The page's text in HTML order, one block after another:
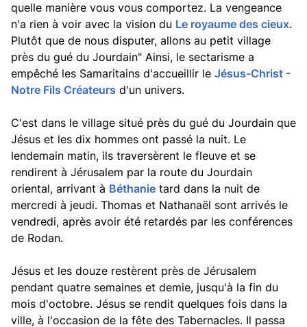
quelle manière vous vous comportez. La vengeance
n'a rien à voir avec la vision du Le royaume des cieux.
Plutôt que de nous disputer, allons au petit village
près du gué du Jourdain" Ainsi, le sectarisme a
empêché les Samaritains d'accueillir le Jésus-Christ -
Notre Fils Créateurs d'un univers.
C'est dans le village situé près du gué du Jourdain que
Jésus et les dix hommes ont passé la nuit. Le
lendemain matin, ils traversèrent le fleuve et se
rendirent à Jérusalem par la route du Jourdain
oriental, arrivant à Béthanie tard dans la nuit de
mercredi à jeudi. Thomas et Nathanaël sont arrivés le
vendredi, après avoir été retardés par les conférences
de Rodan.
Jésus et les douze restèrent près de Jérusalem
pendant quatre semaines et demie, jusqu'à la fin du
mois d'octobre. Jésus se rendit quelques fois dans la
ville, à l'occasion de la fête des Tabernacles. Il passa